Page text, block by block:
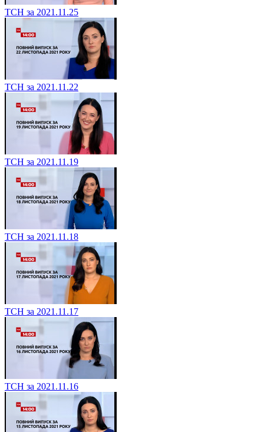
ТСН за 2021.11.25
ТСН за 2021.11.22
ТСН за 2021.11.19
ТСН за 2021.11.18
ТСН за 2021.11.17
ТСН за 2021.11.16